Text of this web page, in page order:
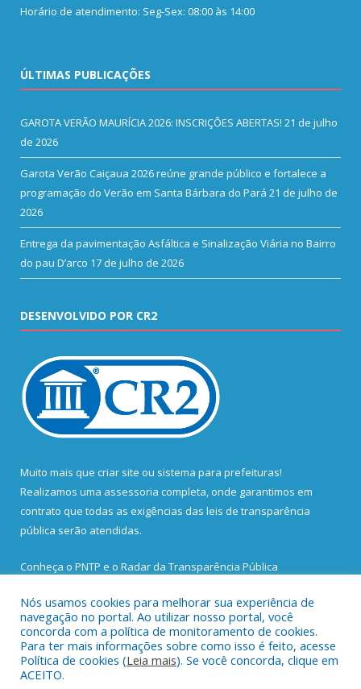
Horário de atendimento: Seg-Sex: 08:00 às 14:00
ÚLTIMAS PUBLICAÇÕES
GAROTA VERÃO MAURÍCIA 2026: INSCRIÇÕES ABERTAS! 21 de julho
de 2026
Garota Verão Caiçaua 2026 reúne grande público e fortalece a
programação do Verão em Santa Bárbara do Pará 21 de julho de
2026
Entrega da pavimentação Asfáltica e Sinalização Viária no Bairro
do pau D’arco 17 de julho de 2026
DESENVOLVIDO POR CR2
Muito mais que criar site ou sistema para prefeituras!
Realizamos uma assessoria completa, onde garantimos em
contrato que todas as exigências das leis de transparência
pública serão atendidas.
Conheça o PNTP e o Radar da Transparência Pública
Todos os direitos reservados a Prefeitura Municipal de Santa
Bárbara do Pará.
Nós usamos cookies para melhorar sua experiência de
navegação no portal. Ao utilizar nosso portal, você
concorda com a política de monitoramento de cookies.
Para ter mais informações sobre como isso é feito, acesse
Política de cookies (Leia mais). Se você concorda, clique em
ACEITO.